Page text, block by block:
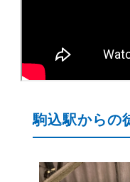
駒込駅からの